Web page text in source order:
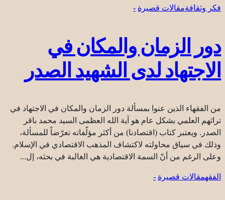
فكر وثقافةمقالات قصيرة -
دور الزمان والمكان في
الاجتهاد لدى الشهيد الصدر
من الفقهاء الذين عنوا بمسألة دور الزمان والمكان في الاجتهاد في
تراثهم العلمي بشكل عام هو آية الله العظمى السيد محمد باقر
الصدر. ويعتبر كتاب (اقتصادنا) من أكثر مؤلّفاته تعرّضاً للمسألة،
وذلك في سياق محاولته لاكتشاف المذهب الاقتصادي في الإسلام.
وعلى الرغم من أنّ السمة الاقتصادية هي الغالبة في بحثه، إل...
الفقهمقالات قصيرة -